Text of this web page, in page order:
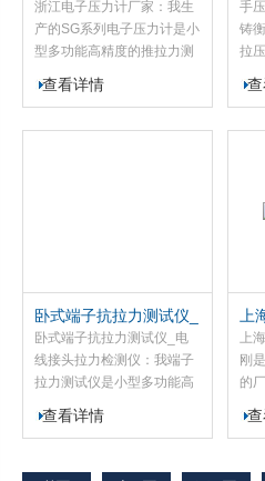
浙江电子压力计厂家：我生
产的SG系列电子压力计是小
型多功能高精度的推拉力测
试仪器。该电子压力计适用
于产品的推拉负荷测试、底
查看详情
厂
手
铸
拉
列
式
卧式端子抗拉力测试仪_
电线接头拉力检测仪
卧式端子抗拉力测试仪_电
线接头拉力检测仪：我端子
拉力测试仪是小型多功能高
精度的推拉力测试仪器。本
款端子拉力测试仪适用于产
测试，试验等。
查看详情
上
上
刚
的
可
拉
机